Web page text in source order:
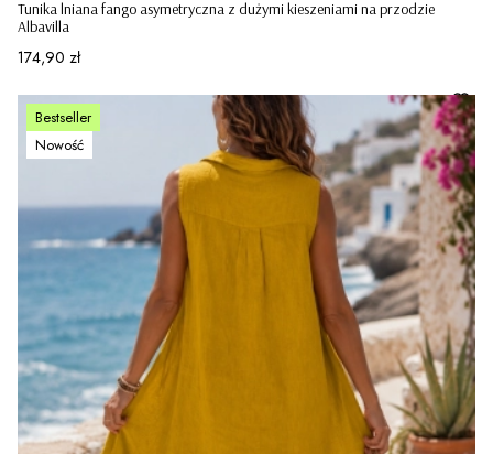
Tunika lniana fango asymetryczna z dużymi kieszeniami na przodzie
Albavilla
Cena
174,90 zł
Bestseller
Nowość